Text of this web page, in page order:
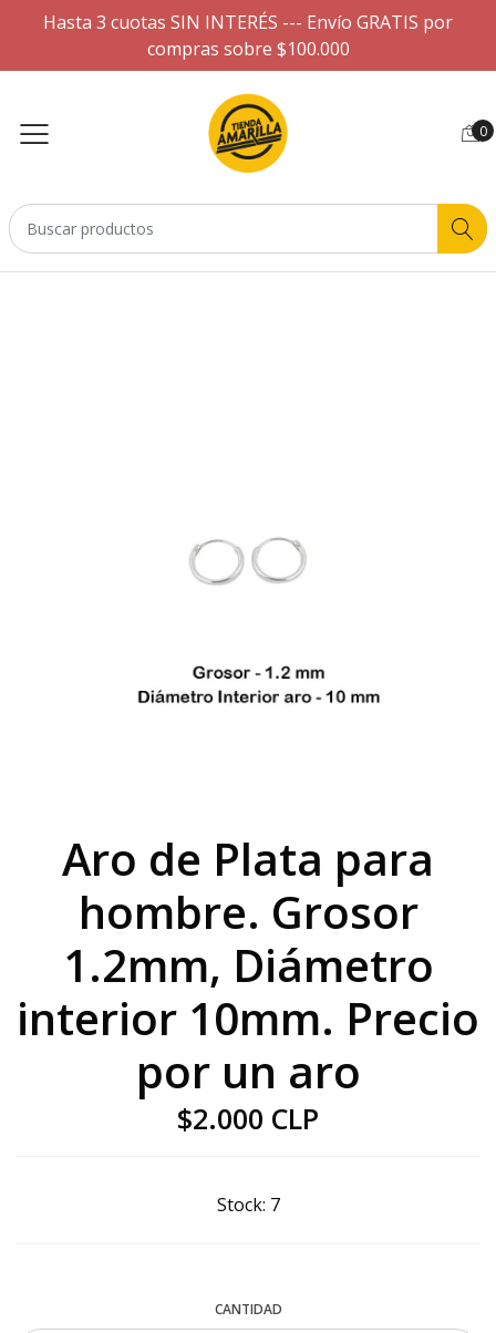
Hasta 3 cuotas SIN INTERÉS --- Envío GRATIS por
compras sobre $100.000
0
Aro de Plata para
hombre. Grosor
1.2mm, Diámetro
interior 10mm. Precio
por un aro
$2.000 CLP
Stock: 7
CANTIDAD